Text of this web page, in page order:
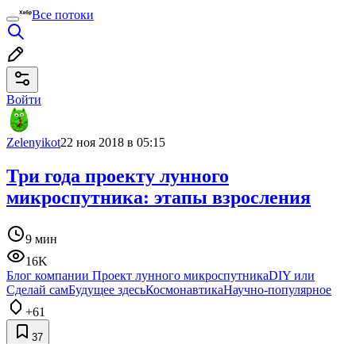
Все потоки
Войти
Zelenyikot22 ноя 2018 в 05:15
Три года проекту лунного
микроспутника: этапы взросления
9 мин
16K
Блог компании Проект лунного микроспутникаDIY или
Сделай самБудущее здесьКосмонавтикаНаучно-популярное
+61
37